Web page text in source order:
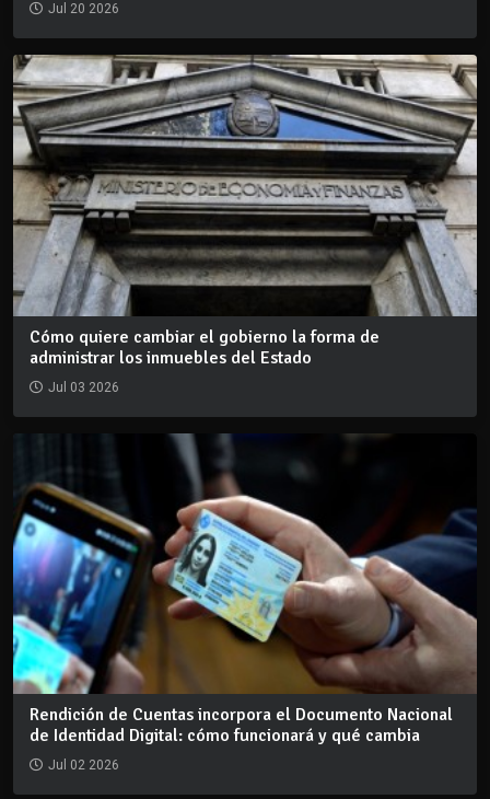
Jul 20 2026
Cómo quiere cambiar el gobierno la forma de
administrar los inmuebles del Estado
Jul 03 2026
Rendición de Cuentas incorpora el Documento Nacional
de Identidad Digital: cómo funcionará y qué cambia
Jul 02 2026